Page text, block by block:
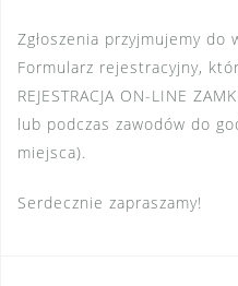
Zgłoszenia przyjmujemy
Formularz rejestracyjny,
REJESTRACJA ON-LINE
lub podczas zawodów do
miejsca).
Serdecznie zapraszamy!